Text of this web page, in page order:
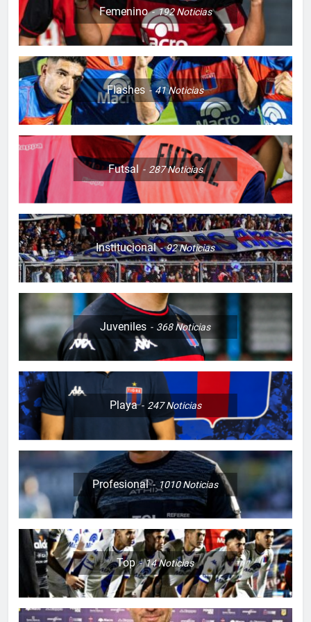
Femenino 192Noticias
Flashes 41Noticias
Futsal 287Noticias
Institucional 92Noticias
Juveniles 368Noticias
Playa 247Noticias
Profesional 1010Noticias
Top 14Noticias